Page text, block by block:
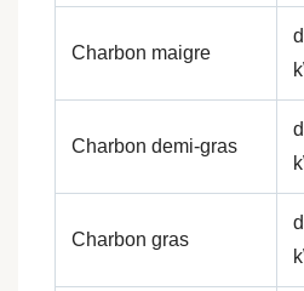
Charbon maigre
Charbon demi-gras
Charbon gras